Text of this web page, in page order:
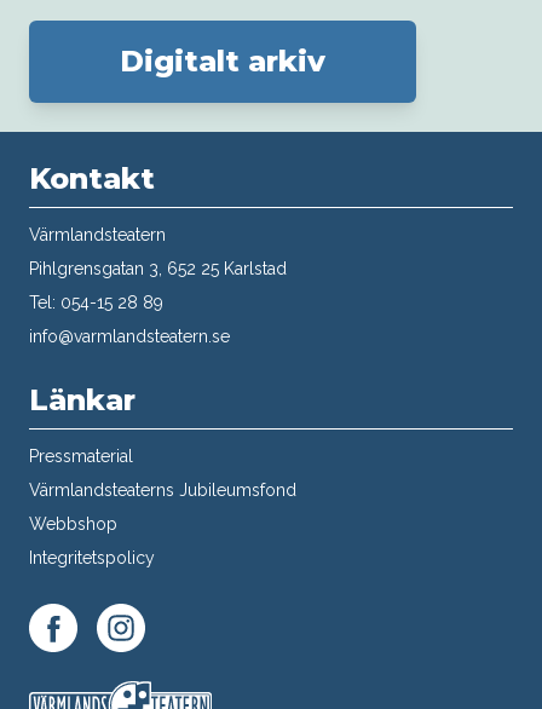
Digitalt arkiv
Kontakt
Värmlandsteatern
Pihlgrensgatan 3, 652 25 Karlstad
Tel: 054-15 28 89
info@varmlandsteatern.se
Länkar
Pressmaterial
Värmlandsteaterns Jubileumsfond
Webbshop
Integritetspolicy